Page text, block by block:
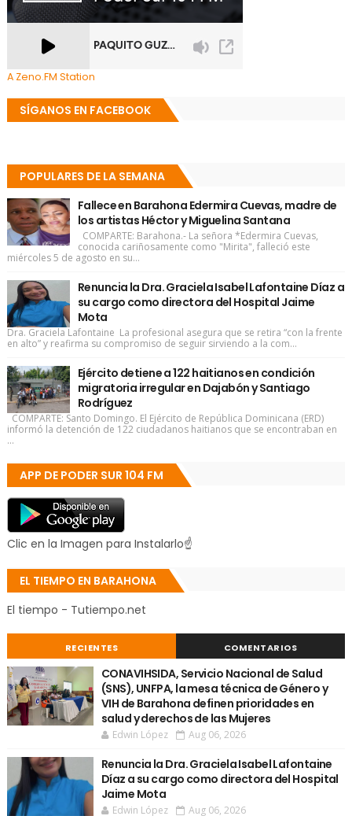
A Zeno.FM Station
SÍGANOS EN FACEBOOK
POPULARES DE LA SEMANA
Fallece en Barahona Edermira Cuevas, madre de
los artistas Héctor y Miguelina Santana
COMPARTE: Barahona.- La señora *Edermira Cuevas,
conocida cariñosamente como "Mirita", falleció este
miércoles 5 de agosto en su...
Renuncia la Dra. Graciela Isabel Lafontaine Díaz a
su cargo como directora del Hospital Jaime
Mota
Dra. Graciela Lafontaine La profesional asegura que se retira “con la frente
en alto” y reafirma su compromiso de seguir sirviendo a la com...
Ejército detiene a 122 haitianos en condición
migratoria irregular en Dajabón y Santiago
Rodríguez
COMPARTE: Santo Domingo. El Ejército de República Dominicana (ERD)
informó la detención de 122 ciudadanos haitianos que se encontraban en
...
APP DE PODER SUR 104 FM
Clic en la Imagen para Instalarlo☝
EL TIEMPO EN BARAHONA
El tiempo - Tutiempo.net
RECIENTES COMENTARIOS
CONAVIHSIDA, Servicio Nacional de Salud
(SNS), UNFPA, la mesa técnica de Género y
VIH de Barahona definen prioridades en
salud y derechos de las Mujeres
Edwin López Aug 06, 2026
Renuncia la Dra. Graciela Isabel Lafontaine
Díaz a su cargo como directora del Hospital
Jaime Mota
Edwin López Aug 06, 2026